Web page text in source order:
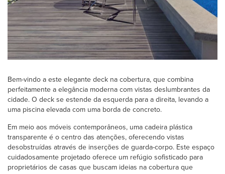
Bem-vindo a este elegante deck na cobertura, que combina
perfeitamente a elegância moderna com vistas deslumbrantes da
cidade. O deck se estende da esquerda para a direita, levando a
uma piscina elevada com uma borda de concreto.
Em meio aos móveis contemporâneos, uma cadeira plástica
transparente é o centro das atenções, oferecendo vistas
desobstruídas através de inserções de guarda-corpo. Este espaço
cuidadosamente projetado oferece um refúgio sofisticado para
proprietários de casas que buscam ideias na cobertura que